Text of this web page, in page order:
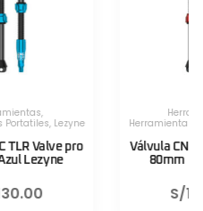
Herramientas Portatiles,Lezyne
Válvula CNC TLR Valve pro
80mm Rojo Lezyne